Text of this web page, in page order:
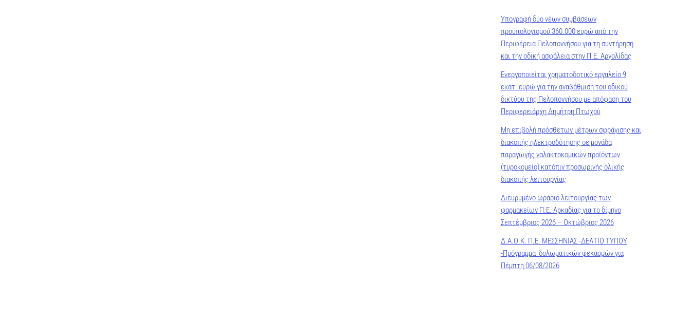
Υπογραφή δύο νέων συμβάσεων
προϋπολογισμού 360.000 ευρώ από την
Περιφέρεια Πελοποννήσου για τη συντήρηση
και την οδική ασφάλεια στην Π.Ε. Αργολίδας
Ενεργοποιείται χρηματοδοτικό εργαλείο 9
εκατ. ευρώ για την αναβάθμιση του οδικού
δικτύου της Πελοποννήσου με απόφαση του
Περιφερειάρχη Δημήτρη Πτωχού
Μη επιβολή πρόσθετων μέτρων σφράγισης και
διακοπής ηλεκτροδότησης σε μονάδα
παραγωγής γαλακτοκομικών προϊόντων
(τυροκομείο) κατόπιν προσωρινής ολικής
διακοπής λειτουργίας
Διευρυμένο ωράριο λειτουργίας των
φαρμακείων Π.Ε. Αρκαδίας για το δίμηνο
Σεπτέμβριος 2026 – Οκτώβριος 2026
Δ.Α.Ο.Κ. Π.Ε. ΜΕΣΣΗΝΙΑΣ -ΔΕΛΤΙΟ ΤΥΠΟΥ
-Πρόγραμμα δολωματικών ψεκασμών για
Πέμπτη 06/08/2026